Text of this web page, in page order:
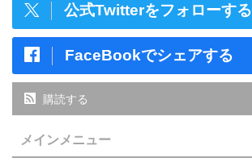
公式Twitterをフォローする
FaceBookでシェアする
購読する
メインメニュー